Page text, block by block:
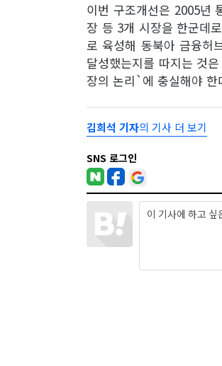
이번 구조개선은 2005년
장 등 3개 시장을 한군데
로 육성해 동북아 금융허
달성했는지를 따지는 것
장의 논리`에 충실해야 한
김희석 기자의 기사 더 보기
SNS 로그인